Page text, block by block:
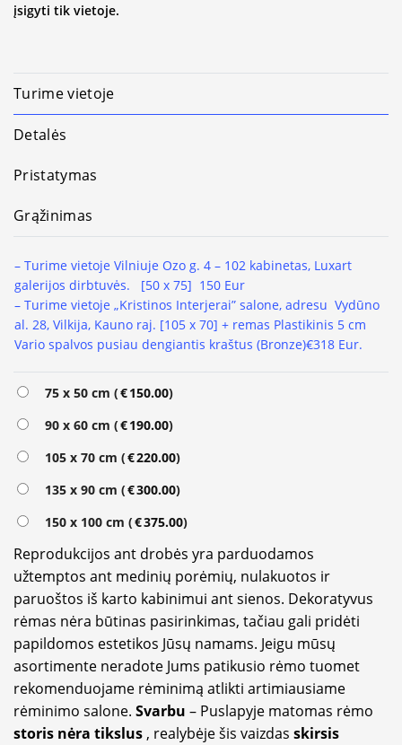
įsigyti tik vietoje.
Turime vietoje
Detalės
Pristatymas
Grąžinimas
– Turime vietoje Vilniuje Ozo g. 4 – 102 kabinetas, Luxart
galerijos dirbtuvės.
[50 x 75] 150 Eur
– Turime vietoje „Kristinos Interjerai” salone, adresu Vydūno
al. 28, Vilkija, Kauno raj. [105 x 70] + remas Plastikinis 5 cm
Vario spalvos pusiau dengiantis kraštus (Bronze)€318 Eur.
75 x 50 cm (€150.00)
90 x 60 cm (€190.00)
105 x 70 cm (€220.00)
135 x 90 cm (€300.00)
150 x 100 cm (€375.00)
Reprodukcijos ant drobės yra parduodamos
užtemptos ant medinių porėmių, nulakuotos ir
paruoštos iš karto kabinimui ant sienos. Dekoratyvus
rėmas nėra būtinas pasirinkimas, tačiau gali pridėti
papildomos estetikos Jūsų namams. Jeigu mūsų
asortimente neradote Jums patikusio rėmo tuomet
rekomenduojame rėminimą atlikti artimiausiame
rėminimo salone. Svarbu – Puslapyje matomas rėmo
storis nėra tikslus , realybėje šis vaizdas skirsis
Alternative: